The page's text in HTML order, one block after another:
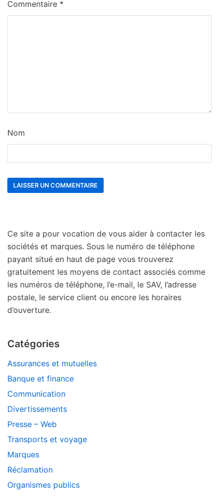
Commentaire *
Nom
Ce site a pour vocation de vous aider à contacter les
sociétés et marques. Sous le numéro de téléphone
payant situé en haut de page vous trouverez
gratuitement les moyens de contact associés comme
les numéros de téléphone, l’e-mail, le SAV, l’adresse
postale, le service client ou encore les horaires
d’ouverture.
Catégories
Assurances et mutuelles
Banque et finance
Communication
Divertissements
Presse – Web
Transports et voyage
Marques
Réclamation
Organismes publics